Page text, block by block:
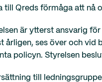
till Qreds förmåga att nå
är ytterst ansvarig
årligen, ses över och vid
policyn. Styrelsen
till